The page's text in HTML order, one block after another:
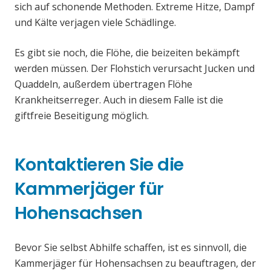
sich auf schonende Methoden. Extreme Hitze, Dampf
und Kälte verjagen viele Schädlinge.
Es gibt sie noch, die Flöhe, die beizeiten bekämpft
werden müssen. Der Flohstich verursacht Jucken und
Quaddeln, außerdem übertragen Flöhe
Krankheitserreger. Auch in diesem Falle ist die
giftfreie Beseitigung möglich.
Kontaktieren Sie die
Kammerjäger für
Hohensachsen
Bevor Sie selbst Abhilfe schaffen, ist es sinnvoll, die
Kammerjäger für Hohensachsen zu beauftragen, der